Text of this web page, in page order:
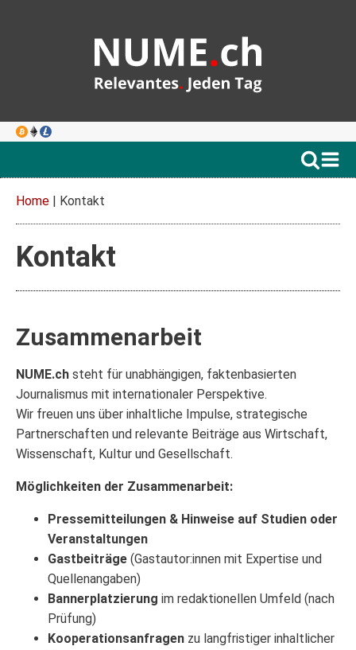
Home | Kontakt
Kontakt
Zusammenarbeit
NUME.ch steht für unabhängigen, faktenbasierten
Journalismus mit internationaler Perspektive.
Wir freuen uns über inhaltliche Impulse, strategische
Partnerschaften und relevante Beiträge aus Wirtschaft,
Wissenschaft, Kultur und Gesellschaft.
Möglichkeiten der Zusammenarbeit:
Pressemitteilungen & Hinweise auf Studien oder
Veranstaltungen
Gastbeiträge (Gastautor:innen mit Expertise und
Quellenangaben)
Bannerplatzierung im redaktionellen Umfeld (nach
Prüfung)
Kooperationsanfragen zu langfristiger inhaltlicher